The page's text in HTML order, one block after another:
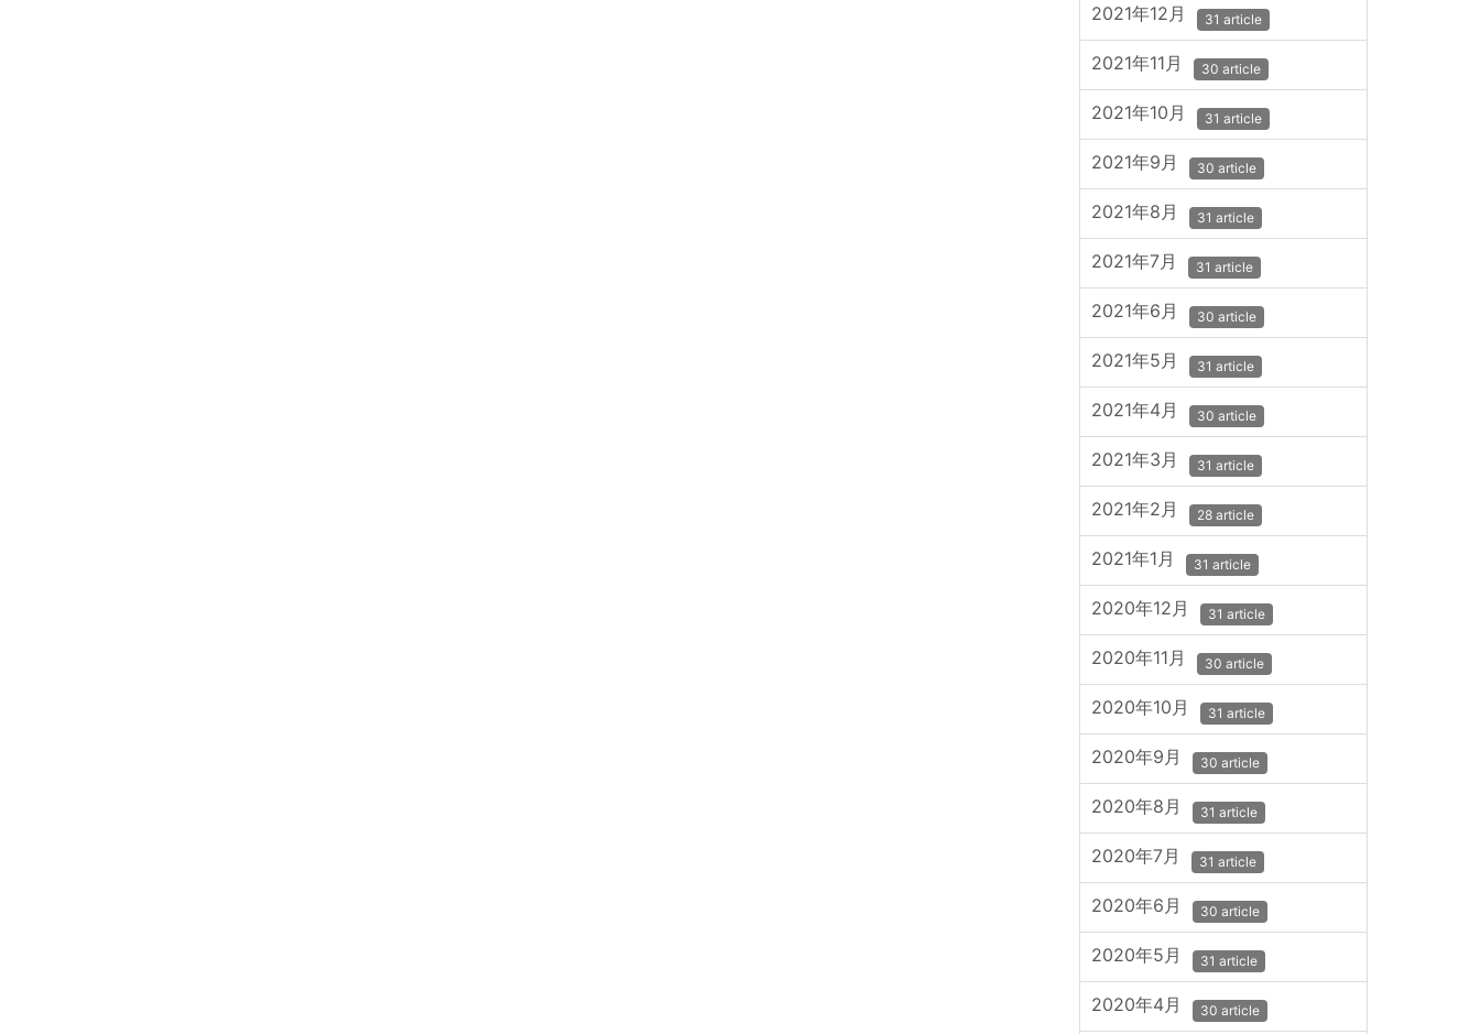
2021年12月 31 article
2021年11月 30 article
2021年10月 31 article
2021年9月 30 article
2021年8月 31 article
2021年7月 31 article
2021年6月 30 article
2021年5月 31 article
2021年4月 30 article
2021年3月 31 article
2021年2月 28 article
2021年1月 31 article
2020年12月 31 article
2020年11月 30 article
2020年10月 31 article
2020年9月 30 article
2020年8月 31 article
2020年7月 31 article
2020年6月 30 article
2020年5月 31 article
2020年4月 30 article